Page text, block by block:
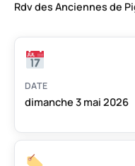
Rdv des Anciennes de
DATE
dimanche 3 mai 2026